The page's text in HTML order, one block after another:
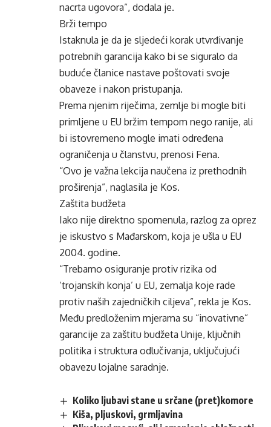
nacrta ugovora”, dodala je.
Brži tempo
Istaknula je da je sljedeći korak utvrđivanje
potrebnih garancija kako bi se siguralo da
buduće članice nastave poštovati svoje
obaveze i nakon pristupanja.
Prema njenim riječima, zemlje bi mogle biti
primljene u EU bržim tempom nego ranije, ali
bi istovremeno mogle imati određena
ograničenja u članstvu, prenosi Fena.
“Ovo je važna lekcija naučena iz prethodnih
proširenja”, naglasila je Kos.
Zaštita budžeta
Iako nije direktno spomenula, razlog za oprez
je iskustvo s Mađarskom, koja je ušla u EU
2004. godine.
“Trebamo osiguranje protiv rizika od
‘trojanskih konja’ u EU, zemalja koje rade
protiv naših zajedničkih ciljeva”, rekla je Kos.
Među predloženim mjerama su “inovativne”
garancije za zaštitu budžeta Unije, ključnih
politika i struktura odlučivanja, uključujući
obavezu lojalne saradnje.
Koliko ljubavi stane u srčane (pret)komore
Kiša, pljuskovi, grmljavina